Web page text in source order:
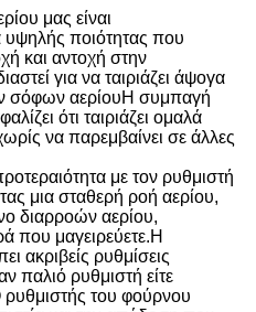
μας είναι
υψηλής ποιότητας που
και αντοχή στην
για να ταιριάζει άψογα
σόφων αερίουΗ συμπαγή
ότι ταιριάζει ομαλά
να παρεμβαίνει σε άλλες
με τον ρυθμιστή
μια σταθερή ροή αερίου,
διαρροών αερίου,
που μαγειρεύετε.Η
ακριβείς ρυθμίσεις
παλιό ρυθμιστή είτε
ρυθμιστής του φούρνου